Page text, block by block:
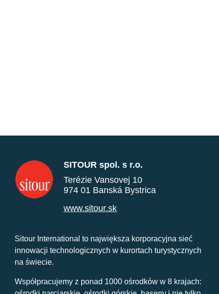
SITOUR spol. s r.o.
Terézie Vansovej 10
974 01 Banská Bystrica
www.sitour.sk
Sitour International to największa korporacyjna sieć
innowacji technologicznych w kurortach turystycznych
na świecie.
Współpracujemy z ponad 1000 ośrodków w 8 krajach: